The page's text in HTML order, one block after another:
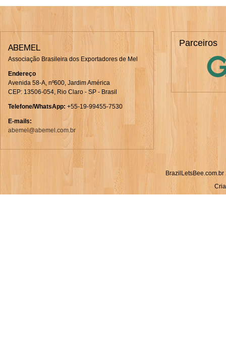
ABEMEL
Associação Brasileira dos Exportadores de Mel
Endereço
Avenida 58-A, nº600, Jardim América
CEP: 13506-054, Rio Claro - SP - Brasil
Telefone/WhatsApp: +55-19-99455-7530
E-mails:
abemel@abemel.com.br
Parceiros